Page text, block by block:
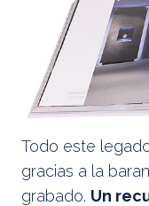
Todo este
gracias a la
grabado. Un